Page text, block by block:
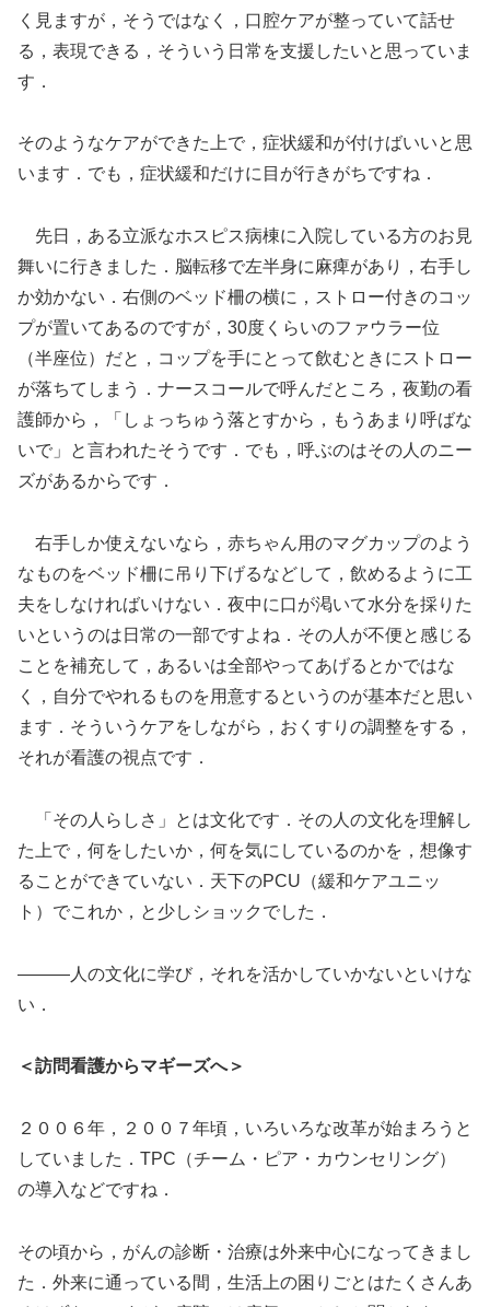
く見ますが，そうではなく，口腔ケアが整っていて話せ
る，表現できる，そういう日常を支援したいと思っていま
す．
そのようなケアができた上で，症状緩和が付けばいいと思
います．でも，症状緩和だけに目が行きがちですね．
先日，ある立派なホスピス病棟に入院している方のお見
舞いに行きました．脳転移で左半身に麻痺があり，右手し
か効かない．右側のベッド柵の横に，ストロー付きのコッ
プが置いてあるのですが，30度くらいのファウラー位
（半座位）だと，コップを手にとって飲むときにストロー
が落ちてしまう．ナースコールで呼んだところ，夜勤の看
護師から，「しょっちゅう落とすから，もうあまり呼ばな
いで」と言われたそうです．でも，呼ぶのはその人のニー
ズがあるからです．
右手しか使えないなら，赤ちゃん用のマグカップのよう
なものをベッド柵に吊り下げるなどして，飲めるように工
夫をしなければいけない．夜中に口が渇いて水分を採りた
いというのは日常の一部ですよね．その人が不便と感じる
ことを補充して，あるいは全部やってあげるとかではな
く，自分でやれるものを用意するというのが基本だと思い
ます．そういうケアをしながら，おくすりの調整をする，
それが看護の視点です．
「その人らしさ」とは文化です．その人の文化を理解し
た上で，何をしたいか，何を気にしているのかを，想像す
ることができていない．天下のPCU（緩和ケアユニッ
ト）でこれか，と少しショックでした．
―――人の文化に学び，それを活かしていかないといけな
い．
＜訪問看護からマギーズへ＞
２００６年，２００７年頃，いろいろな改革が始まろうと
していました．TPC（チーム・ピア・カウンセリング）
の導入などですね．
その頃から，がんの診断・治療は外来中心になってきまし
た．外来に通っている間，生活上の困りごとはたくさんあ